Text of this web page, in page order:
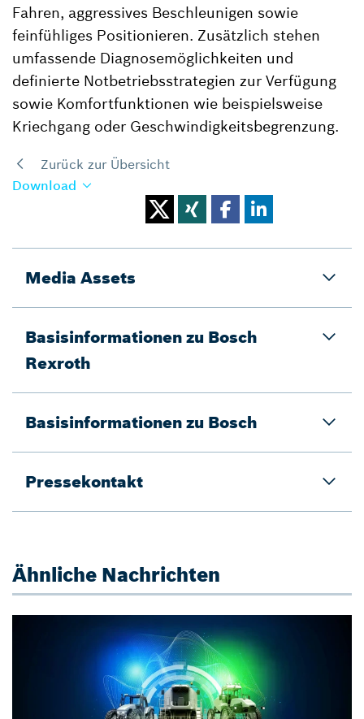
Fahren, aggressives Beschleunigen sowie
feinfühliges Positionieren. Zusätzlich stehen
umfassende Diagnosemöglichkeiten und
definierte Notbetriebsstrategien zur Verfügung
sowie Komfortfunktionen wie beispielsweise
Kriechgang oder Geschwindigkeitsbegrenzung.
Zurück zur Übersicht
Download
Media Assets
Basisinformationen zu Bosch
Rexroth
Basisinformationen zu Bosch
Pressekontakt
Ähnliche Nachrichten